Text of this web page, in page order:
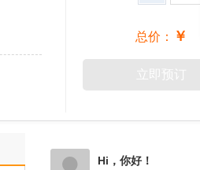
总价： ￥
立即预订
Hi，你好！